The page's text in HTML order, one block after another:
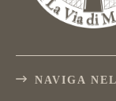
NAVIGA